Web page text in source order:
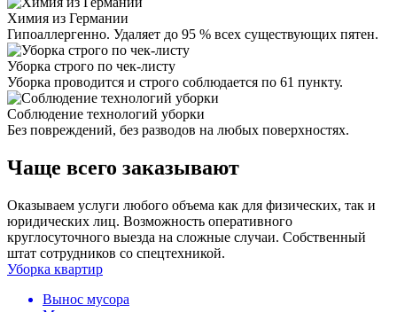
Химия из Германии
Гипоаллергенно. Удаляет до 95 % всех существующих пятен.
Уборка строго по чек-листу
Уборка проводится и строго соблюдается по 61 пункту.
Соблюдение технологий уборки
Без повреждений, без разводов на любых поверхностях.
Чаще всего заказывают
Оказываем услуги любого объема как для физических, так и
юридических лиц. Возможность оперативного
круглосуточного выезда на сложные случаи. Собственный
штат сотрудников со спецтехникой.
Уборка квартир
Вынос мусора